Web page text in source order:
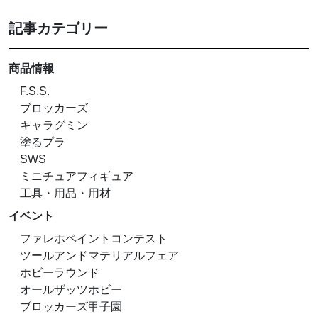
記事カテゴリー
商品情報
F.S.S.
ブロッカーズ
キャラグミン
塗るプラ
SWS
ミニチュアフィギュア
工具・用品・用材
イベント
ファレホペイントコンテスト
ツールアンドマテリアルフェア
ホビーラウンド
オールザッツホビー
ブロッカーズ甲子園